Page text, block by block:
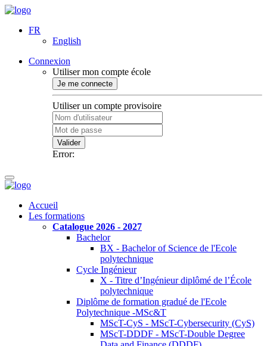
FR
English
Connexion
Utiliser mon compte école
Je me connecte
Utiliser un compte provisoire
Valider
Error:
Accueil
Les formations
Catalogue 2026 - 2027
Bachelor
BX - Bachelor of Science de l'Ecole
polytechnique
Cycle Ingénieur
X - Titre d’Ingénieur diplômé de l’École
polytechnique
Diplôme de formation gradué de l'Ecole
Polytechnique -MSc&T
MScT-CyS - MScT-Cybersecurity (CyS)
MScT-DDDF - MScT-Double Degree